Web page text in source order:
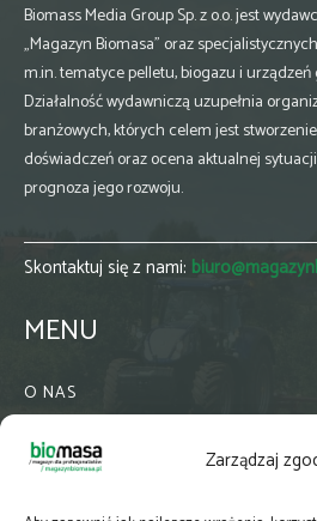
Zarządzaj
Biomass Media Group Sp. z o.o. jest
„Magazyn Biomasa” oraz
m.in. tematyce pelletu, biogazu i
Działalność wydawniczą uzupełnia
branżowych, których celem jest
doświadczeń oraz ocena aktualnej
prognoza jego rozwoju.
Skontaktuj się z nami:
MENU
O NAS
WSPÓŁPRACA